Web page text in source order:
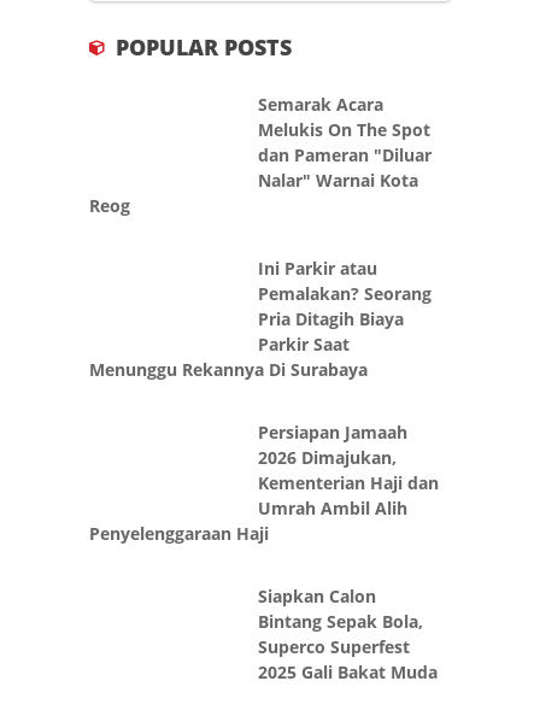
POPULAR POSTS
Semarak Acara
Melukis On The Spot
dan Pameran "Diluar
Nalar" Warnai Kota
Reog
Ini Parkir atau
Pemalakan? Seorang
Pria Ditagih Biaya
Parkir Saat
Menunggu Rekannya Di Surabaya
Persiapan Jamaah
2026 Dimajukan,
Kementerian Haji dan
Umrah Ambil Alih
Penyelenggaraan Haji
Siapkan Calon
Bintang Sepak Bola,
Superco Superfest
2025 Gali Bakat Muda